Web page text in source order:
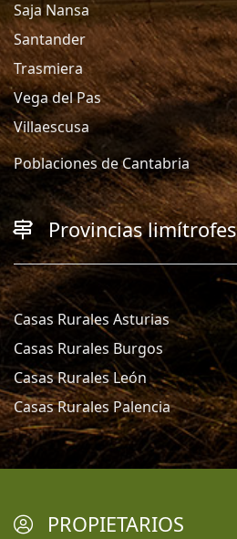
Saja Nansa
Santander
Trasmiera
Vega del Pas
Villaescusa
Poblaciones de Cantabria
Provincias limítrofes
Casas Rurales Asturias
Casas Rurales Burgos
Casas Rurales León
Casas Rurales Palencia
PROPIETARIOS